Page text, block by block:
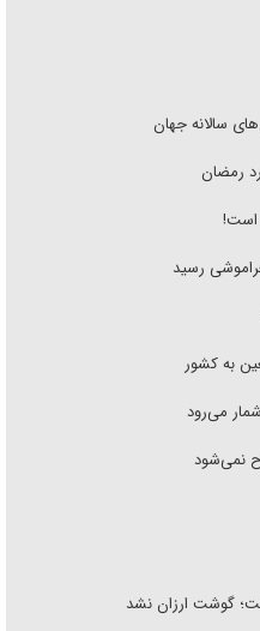
سالانه جهان
رمضان
است!
رسید
می‌رود
نمی‌شود